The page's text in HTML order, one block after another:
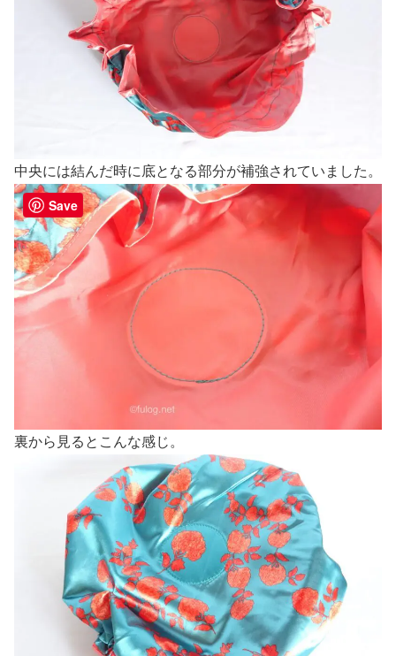
中央には結んだ時に底となる部分が補強されていました。
裏から見るとこんな感じ。
Save